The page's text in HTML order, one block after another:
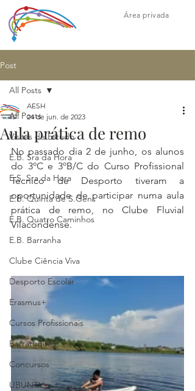
Área privada
Post
All Posts
Visitas de Estudo
E.B. Sra da Hora
E.S. Sra da Hora
E.B. Quinta de S.Gens
E.B. Quatro Caminhos
E.B. Barranha
Clube Ciência Viva
Desporto Escolar
Erasmus+
Cursos Profissionais
Barratuques
Concursos
UBUNTU
All Posts
Aula prática de remo
AESH
24 de jun. de 2023
No passado dia 2 de junho, os alunos
do 3ºC e 3ºB/C do Curso Profissional
Técnico de Desporto tiveram a
oportunidade de participar numa aula
prática de remo, no Clube Fluvial
Vilacondense.